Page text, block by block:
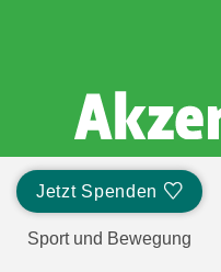
Jetzt Spenden
Sophia Care
Sport und Bewegung